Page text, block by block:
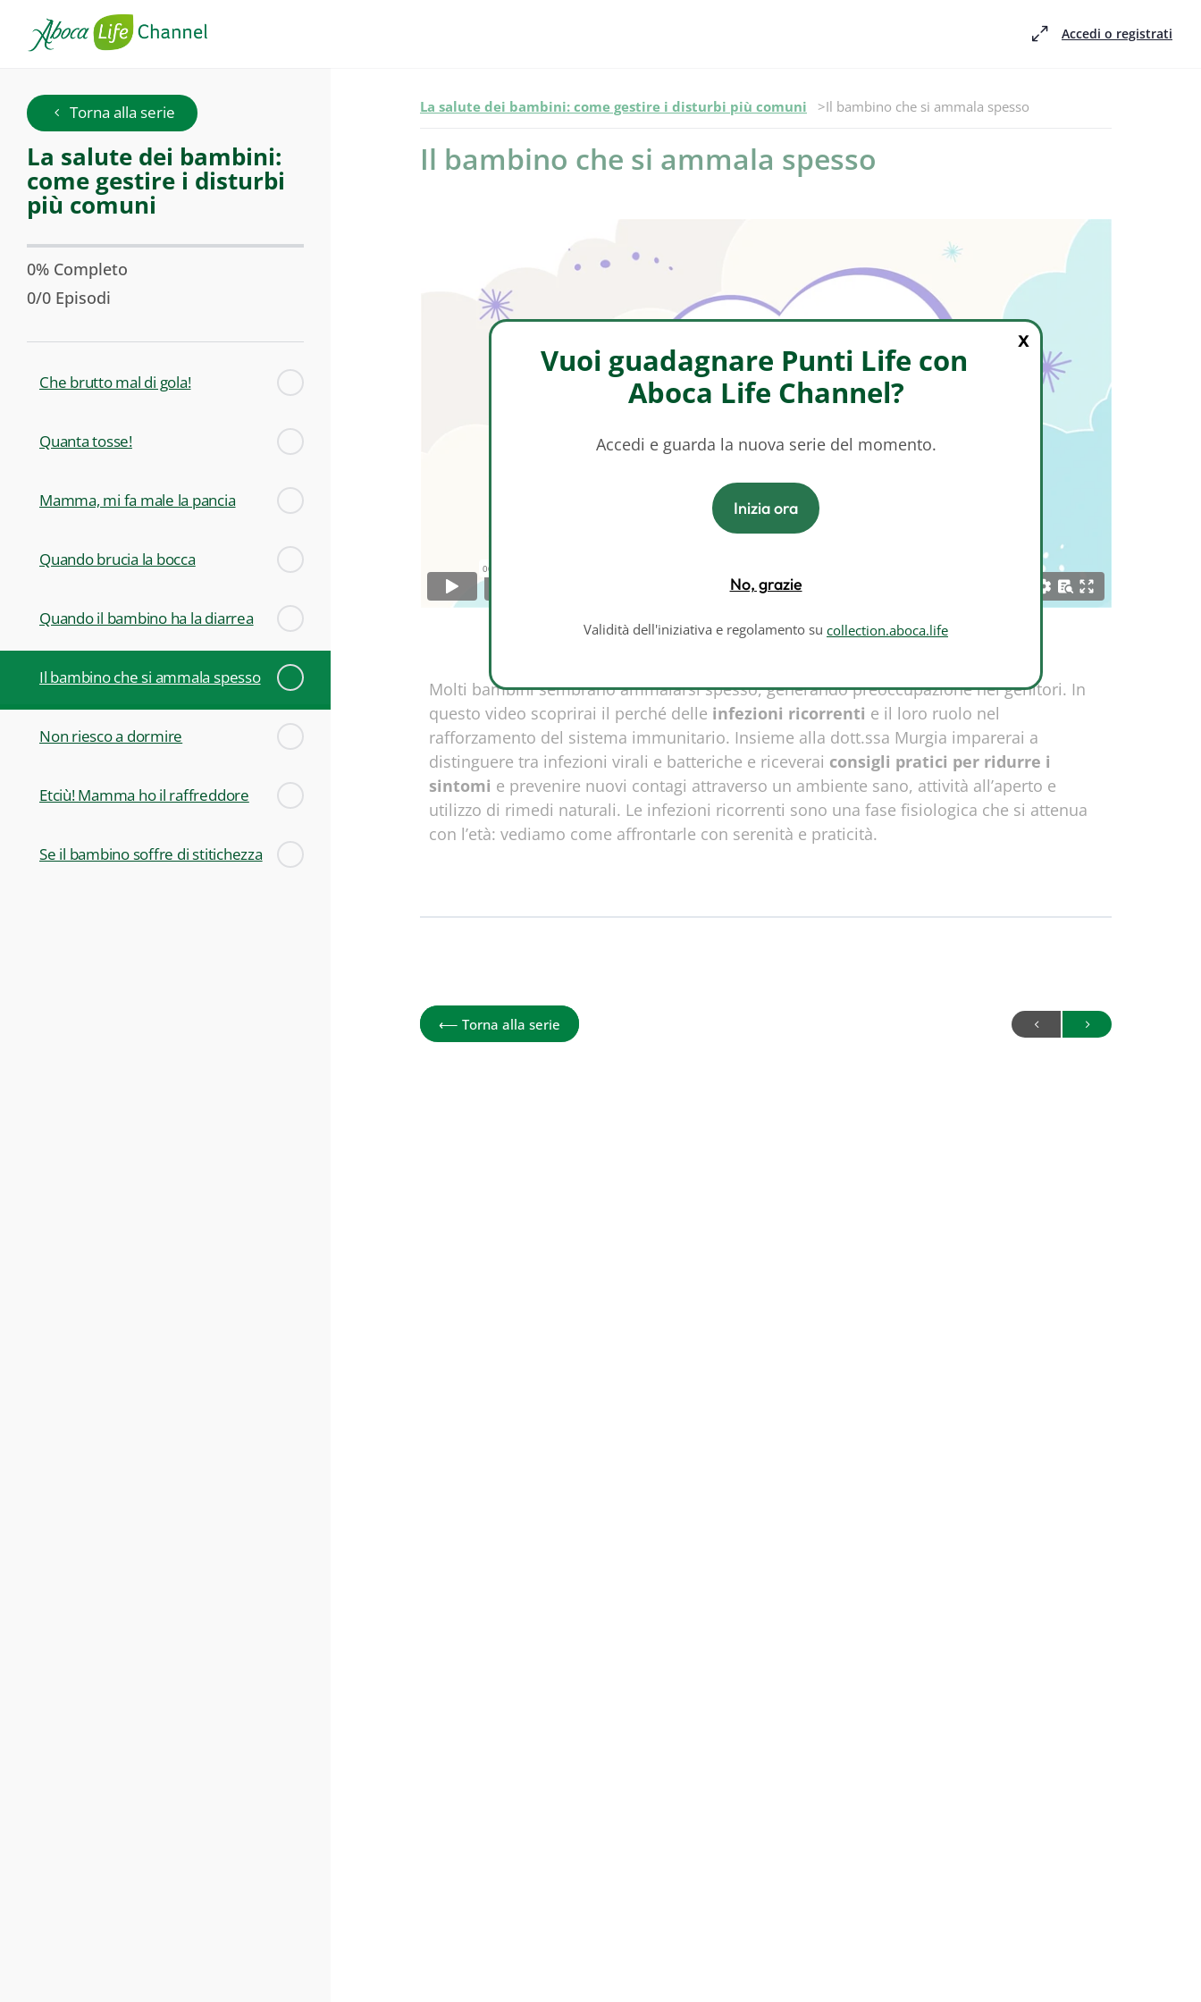
Accedi o registrati
Torna alla serie
salute
dei
bambini:
i
Serie:
La salute dei bambini:
come gestire i disturbi
più comuni
0% Completo
0/0 Episodi
Che brutto mal di gola!
Quanta tosse!
Mamma, mi fa male la pancia
Quando brucia la bocca
Quando il bambino ha la diarrea
Il bambino che si ammala spesso
Non riesco a dormire
Etciù! Mamma ho il raffreddore
Se il bambino soffre di stitichezza
La salute dei bambini: come gestire i disturbi più comuni Episodio -
Il bambino che si ammala spesso
Il bambino che si ammala spesso
X
Vuoi guadagnare Punti Life con
Aboca Life Channel?
Accedi e guarda la nuova serie del momento.
Inizia ora
No, grazie
Validità dell'iniziativa e regolamento su collection.aboca.life
Molti bambini sembrano ammalarsi spesso, generando preoccupazione nei genitori. In
questo video scoprirai il perché delle infezioni ricorrenti e il loro ruolo nel
rafforzamento del sistema immunitario. Insieme alla dott.ssa Murgia imparerai a
distinguere tra infezioni virali e batteriche e riceverai consigli pratici per ridurre i
sintomi e prevenire nuovi contagi attraverso un ambiente sano, attività all’aperto e
utilizzo di rimedi naturali. Le infezioni ricorrenti sono una fase fisiologica che si attenua
con l’età: vediamo come affrontarle con serenità e praticità.
⟵ Torna alla serie La salute dei bambini: come gestire i disturbi più comuni